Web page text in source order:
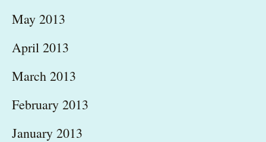
May 2013
April 2013
March 2013
February 2013
January 2013